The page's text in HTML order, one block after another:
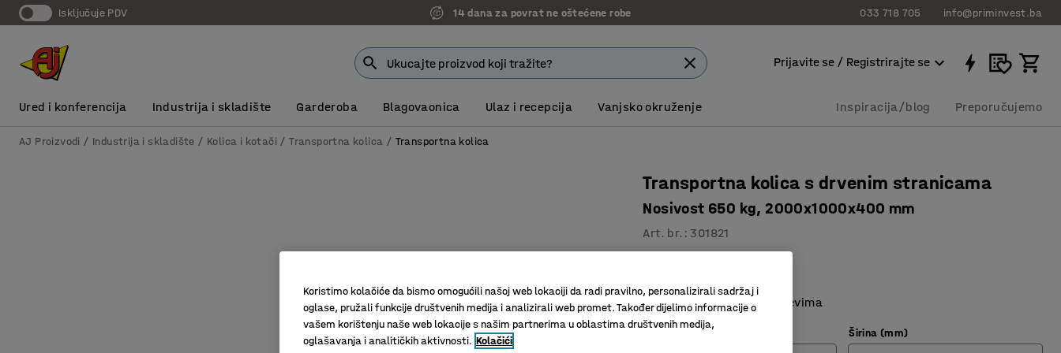
Isključuje PDV 14 dana za povrat ne oštećene robe 033 718 705 info@priminvest.ba
Prijavite se / Registrirajte se
Ured i konferencija Industrija i skladište Garderoba Blagovaonica Ulaz i recepcija Vanjsko okruženje Inspiracija/blog Preporučujemo
AJ Proizvodi Industrija i skladište Kolica i kotači Transportna kolica Transportna kolica
Transportna kolica s drvenim stranicama
Nosivost 650 kg, 2000x1000x400 mm
Art. br. : 301821
Zakretni sistem
Kotači s kugličnim ležajevima
Dužina (mm) Širina (mm)
Koristimo kolačiće da bismo omogućili našoj web lokaciji da radi pravilno, personalizirali sadržaj i
oglase, pružali funkcije društvenih medija i analizirali web promet. Također dijelimo informacije o
vašem korištenju naše web lokacije s našim partnerima u oblastima društvenih medija,
oglašavanja i analitičkih aktivnosti. Kolačići